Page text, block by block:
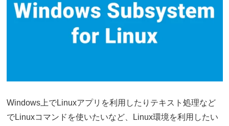
Windows上でLinuxアプリを利用したりテキスト処理など
でLinuxコマンドを使いたいなど、Linux環境を利用したい